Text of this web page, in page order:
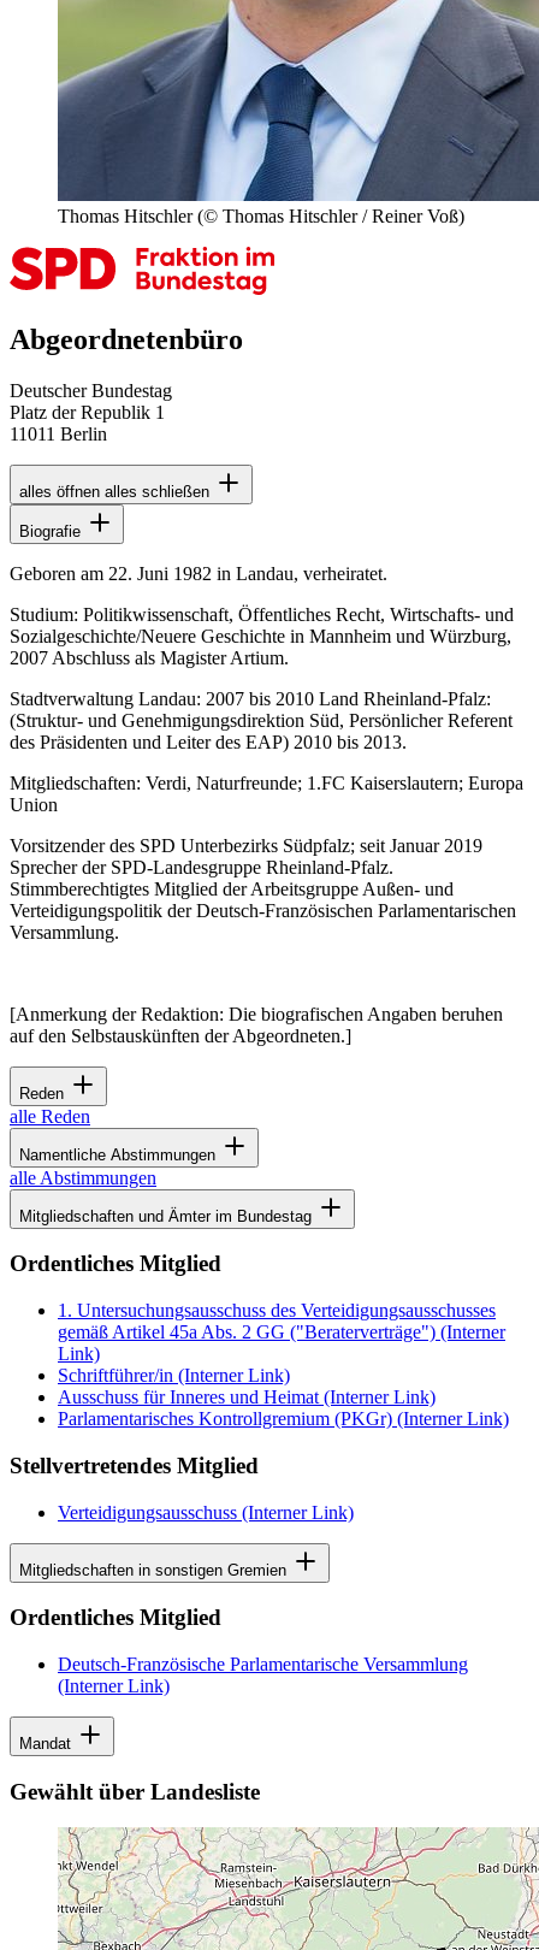
Thomas Hitschler (© Thomas Hitschler / Reiner Voß)
Abgeordnetenbüro
Deutscher Bundestag
Platz der Republik 1
11011 Berlin
alles öffnen alles schließen
Biografie
Geboren am 22. Juni 1982 in Landau, verheiratet.
Studium: Politikwissenschaft, Öffentliches Recht, Wirtschafts- und
Sozialgeschichte/Neuere Geschichte in Mannheim und Würzburg,
2007 Abschluss als Magister Artium.
Stadtverwaltung Landau: 2007 bis 2010 Land Rheinland-Pfalz:
(Struktur- und Genehmigungsdirektion Süd, Persönlicher Referent
des Präsidenten und Leiter des EAP) 2010 bis 2013.
Mitgliedschaften: Verdi, Naturfreunde; 1.FC Kaiserslautern; Europa
Union
Vorsitzender des SPD Unterbezirks Südpfalz; seit Januar 2019
Sprecher der SPD-Landesgruppe Rheinland-Pfalz.
Stimmberechtigtes Mitglied der Arbeitsgruppe Außen- und
Verteidigungspolitik der Deutsch-Französischen Parlamentarischen
Versammlung.
[Anmerkung der Redaktion: Die biografischen Angaben beruhen
auf den Selbstauskünften der Abgeordneten.]
Reden
alle Reden
Namentliche Abstimmungen
alle Abstimmungen
Mitgliedschaften und Ämter im Bundestag
Ordentliches Mitglied
1. Untersuchungsausschuss des Verteidigungsausschusses
gemäß Artikel 45a Abs. 2 GG ("Beraterverträge") (Interner
Link)
Schriftführer/in (Interner Link)
Ausschuss für Inneres und Heimat (Interner Link)
Parlamentarisches Kontrollgremium (PKGr) (Interner Link)
Stellvertretendes Mitglied
Verteidigungsausschuss (Interner Link)
Mitgliedschaften in sonstigen Gremien
Ordentliches Mitglied
Deutsch-Französische Parlamentarische Versammlung
(Interner Link)
Mandat
Gewählt über Landesliste